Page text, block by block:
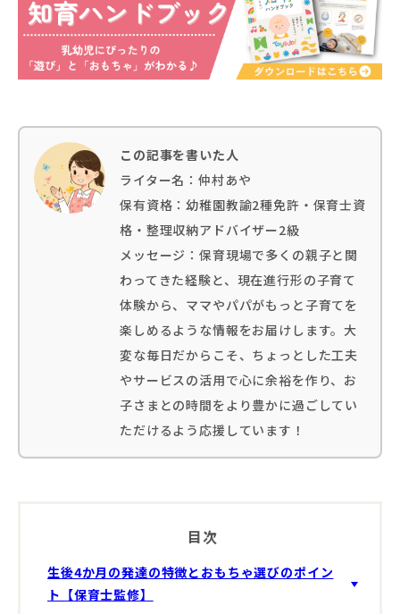
この記事を書いた人
ライター名：仲村あや
保有資格：幼稚園教諭2種免許・保育士資
格・整理収納アドバイザー2級
メッセージ：保育現場で多くの親子と関
わってきた経験と、現在進行形の子育て
体験から、ママやパパがもっと子育てを
楽しめるような情報をお届けします。大
変な毎日だからこそ、ちょっとした工夫
やサービスの活用で心に余裕を作り、お
子さまとの時間をより豊かに過ごしてい
ただけるよう応援しています！
目次
生後4か月の発達の特徴とおもちゃ選びのポイン
ト【保育士監修】